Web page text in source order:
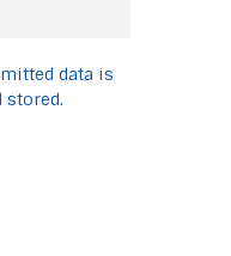
data is
stored.